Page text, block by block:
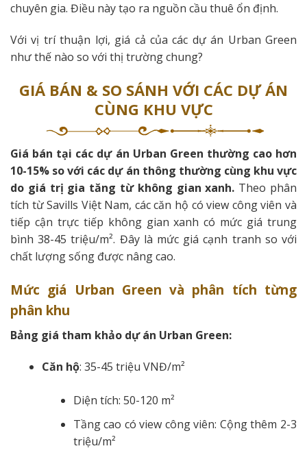
chuyên gia. Điều này tạo ra nguồn cầu thuê ổn định.
Với vị trí thuận lợi, giá cả của các dự án Urban Green
như thế nào so với thị trường chung?
GIÁ BÁN & SO SÁNH VỚI CÁC DỰ ÁN
CÙNG KHU VỰC
Giá bán tại các dự án Urban Green thường cao hơn
10-15% so với các dự án thông thường cùng khu vực
do giá trị gia tăng từ không gian xanh. Theo phân
tích từ Savills Việt Nam, các căn hộ có view công viên và
tiếp cận trực tiếp không gian xanh có mức giá trung
bình 38-45 triệu/m². Đây là mức giá cạnh tranh so với
chất lượng sống được nâng cao.
Mức giá Urban Green và phân tích từng
phân khu
Bảng giá tham khảo dự án Urban Green:
Căn hộ: 35-45 triệu VNĐ/m²
Diện tích: 50-120 m²
Tầng cao có view công viên: Cộng thêm 2-3
triệu/m²